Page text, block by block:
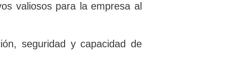
valiosos para la empresa al
seguridad y capacidad de